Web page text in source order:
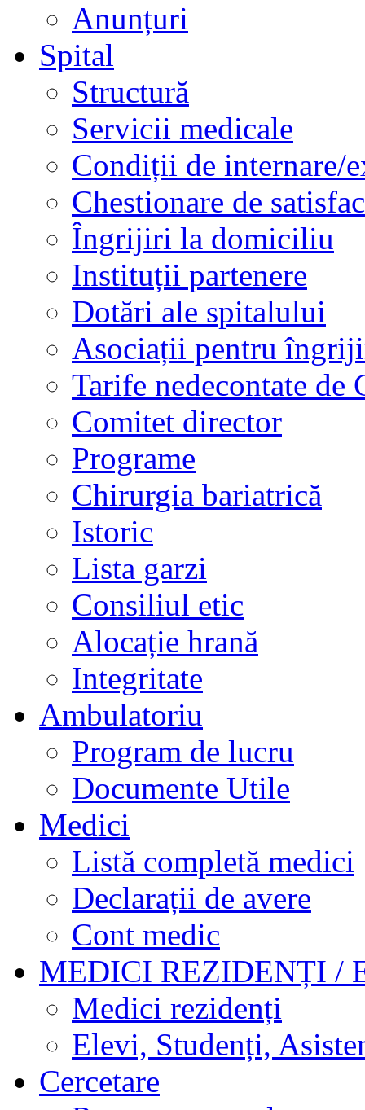
Anunțuri
Spital
Structură
Servicii medicale
Condiții de internare/
Chestionare de
Îngrijiri la domiciliu
Instituții partenere
Dotări ale spitalului
Asociații pentru
Tarife nedecontate de
Comitet director
Programe
Chirurgia bariatrică
Istoric
Lista garzi
Consiliul etic
Alocație hrană
Integritate
Ambulatoriu
Program de lucru
Documente Utile
Medici
Listă completă medici
Declarații de avere
Cont medic
MEDICI REZIDENȚI /
Medici rezidenți
Elevi, Studenți,
Cercetare